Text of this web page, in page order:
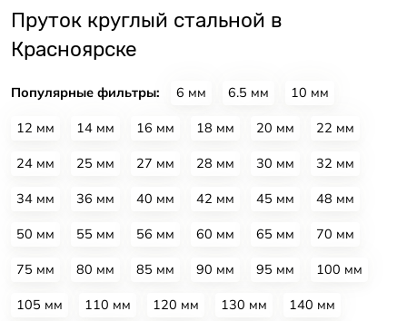
Пруток круглый стальной в
Красноярске
Популярные фильтры: 6 мм 6.5 мм 10 мм
12 мм 14 мм 16 мм 18 мм 20 мм 22 мм
24 мм 25 мм 27 мм 28 мм 30 мм 32 мм
34 мм 36 мм 40 мм 42 мм 45 мм 48 мм
50 мм 55 мм 56 мм 60 мм 65 мм 70 мм
75 мм 80 мм 85 мм 90 мм 95 мм 100 мм
105 мм 110 мм 120 мм 130 мм 140 мм